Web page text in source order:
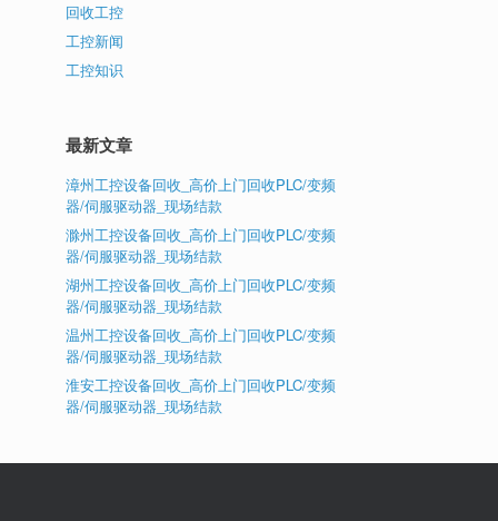
回收工控
工控新闻
工控知识
最新文章
漳州工控设备回收_高价上门回收PLC/变频
器/伺服驱动器_现场结款
滁州工控设备回收_高价上门回收PLC/变频
器/伺服驱动器_现场结款
湖州工控设备回收_高价上门回收PLC/变频
器/伺服驱动器_现场结款
温州工控设备回收_高价上门回收PLC/变频
器/伺服驱动器_现场结款
淮安工控设备回收_高价上门回收PLC/变频
器/伺服驱动器_现场结款